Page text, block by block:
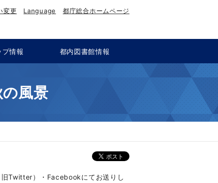
変更 Language 都庁総合ホームページ
プ情報 都内図書館情報
風景
旧Twitter）・Facebookにてお送りし